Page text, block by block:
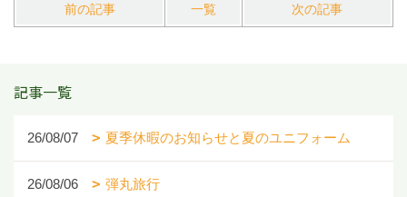
前の記事 一覧 次の記事
記事一覧
26/08/07 夏季休暇のお知らせと夏のユニフォーム
26/08/06 弾丸旅行